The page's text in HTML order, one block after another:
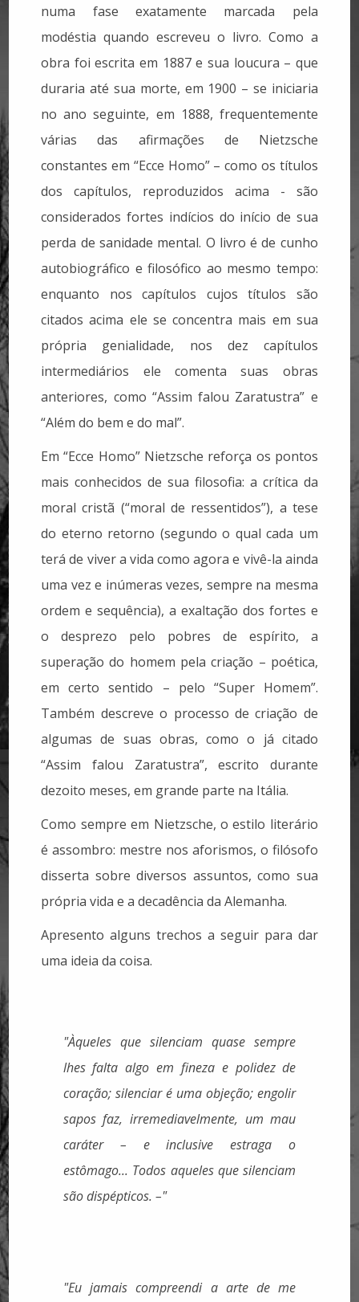
numa fase exatamente marcada pela
modéstia quando escreveu o livro. Como a
obra foi escrita em 1887 e sua loucura – que
duraria até sua morte, em 1900 – se iniciaria
no ano seguinte, em 1888, frequentemente
várias das afirmações de Nietzsche
constantes em “Ecce Homo” – como os títulos
dos capítulos, reproduzidos acima - são
considerados fortes indícios do início de sua
perda de sanidade mental. O livro é de cunho
autobiográfico e filosófico ao mesmo tempo:
enquanto nos capítulos cujos títulos são
citados acima ele se concentra mais em sua
própria genialidade, nos dez capítulos
intermediários ele comenta suas obras
anteriores, como “Assim falou Zaratustra” e
“Além do bem e do mal”.
Em “Ecce Homo” Nietzsche reforça os pontos
mais conhecidos de sua filosofia: a crítica da
moral cristã (“moral de ressentidos”), a tese
do eterno retorno (segundo o qual cada um
terá de viver a vida como agora e vivê-la ainda
uma vez e inúmeras vezes, sempre na mesma
ordem e sequência), a exaltação dos fortes e
o desprezo pelo pobres de espírito, a
superação do homem pela criação – poética,
em certo sentido – pelo “Super Homem”.
Também descreve o processo de criação de
algumas de suas obras, como o já citado
“Assim falou Zaratustra”, escrito durante
dezoito meses, em grande parte na Itália.
Como sempre em Nietzsche, o estilo literário
é assombro: mestre nos aforismos, o filósofo
disserta sobre diversos assuntos, como sua
própria vida e a decadência da Alemanha.
Apresento alguns trechos a seguir para dar
uma ideia da coisa.
"Àqueles que silenciam quase sempre
lhes falta algo em fineza e polidez de
coração; silenciar é uma objeção; engolir
sapos faz, irremediavelmente, um mau
caráter – e inclusive estraga o
estômago... Todos aqueles que silenciam
são dispépticos. –"
"Eu jamais compreendi a arte de me